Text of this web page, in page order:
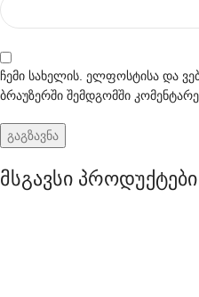
ჩემი სახელის. ელფოსტისა და
ბრაუზერში შემდგომში
მსგავსი პროდუქტები